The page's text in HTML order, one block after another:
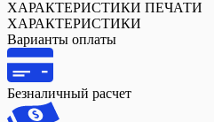
ХАРАКТЕРИСТИКИ ПЕЧАТИ
ХАРАКТЕРИСТИКИ
Варианты оплаты
Безналичный расчет